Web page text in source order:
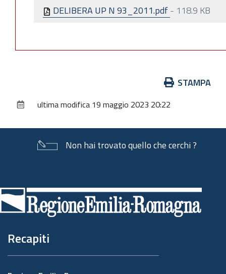
DELIBERA UP N 93_2011.pdf- 118.9 KB
documento
STAMPA
ultima modifica 19 maggio 2023 20:22
Non hai trovato quello che cerchi ?
di
pagina
Recapiti